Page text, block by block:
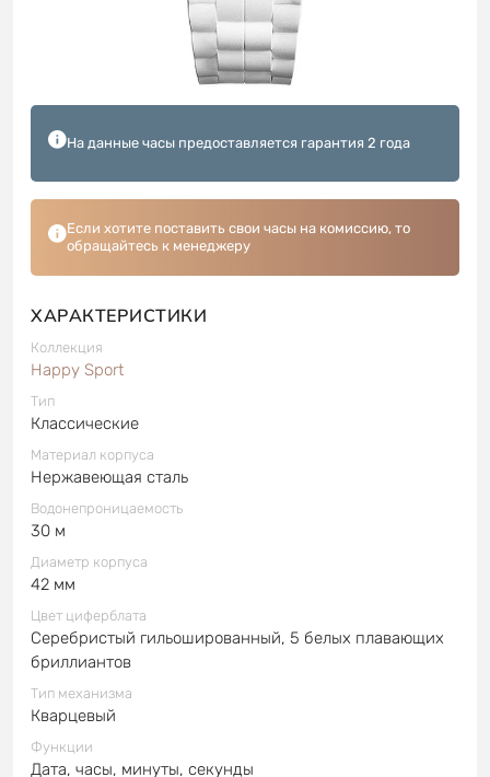
На данные часы предоставляется гарантия 2 года
Если хотите поставить свои часы на комиссию, то
обращайтесь к менеджеру
ХАРАКТЕРИСТИКИ
Коллекция
Happy Sport
Тип
Классические
Материал корпуса
Нержавеющая сталь
Водонепроницаемость
30 м
Диаметр корпуса
42 мм
Цвет циферблата
Серебристый гильошированный, 5 белых плавающих
бриллиантов
Тип механизма
Кварцевый
Функции
Дата, часы, минуты, секунды